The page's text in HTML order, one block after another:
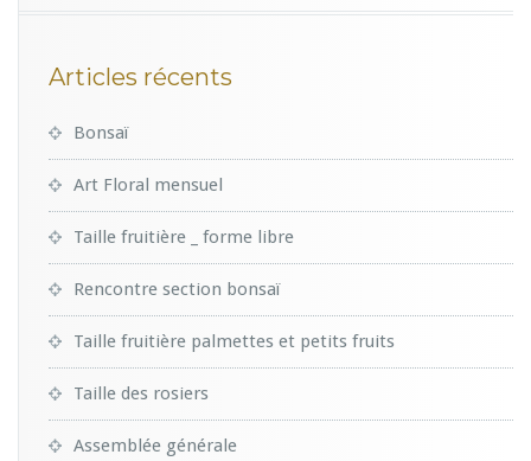
Articles récents
Bonsaï
Art Floral mensuel
Taille fruitière _ forme libre
Rencontre section bonsaï
Taille fruitière palmettes et petits fruits
Taille des rosiers
Assemblée générale